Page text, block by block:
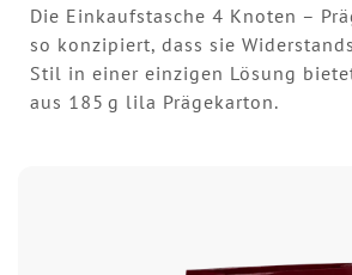
Die Einkaufstasche 4 Knoten –
so konzipiert, dass sie
Stil in einer einzigen Lösung
aus 185 g lila Prägekarton.